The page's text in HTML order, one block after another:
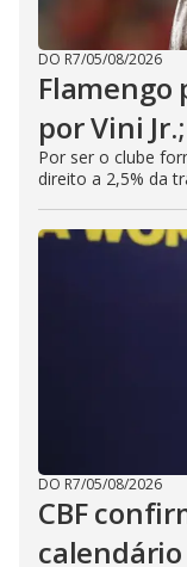
DO R7/05/08/2026
Flamengo
por Vini
Por ser o clube
direito a 2,5% da
DO R7/05/08/2026
CBF